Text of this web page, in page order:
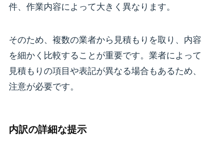
件、作業内容によって大きく異なります。
そのため、複数の業者から見積もりを取り、内容
を細かく比較することが重要です。業者によって
見積もりの項目や表記が異なる場合もあるため、
注意が必要です。
内訳の詳細な提示